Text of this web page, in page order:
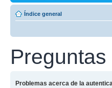
Índice general
Problemas acerca de la